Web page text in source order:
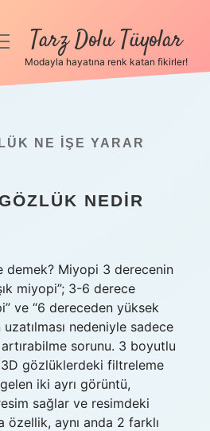
Tarz Dolu Tüyolar
Modayla hayatına renk katan fikirler!
NE IŞE YARAR
NEDIR
demek? Miyopi 3 derecenin
miyopi”; 3-6 derece
ve “6 dereceden yüksek
nedeniyle sadece
sorunu. 3 boyutlu
gözlüklerdeki filtreleme
iki ayrı görüntü,
sağlar ve resimdeki
özellik, aynı anda 2 farklı